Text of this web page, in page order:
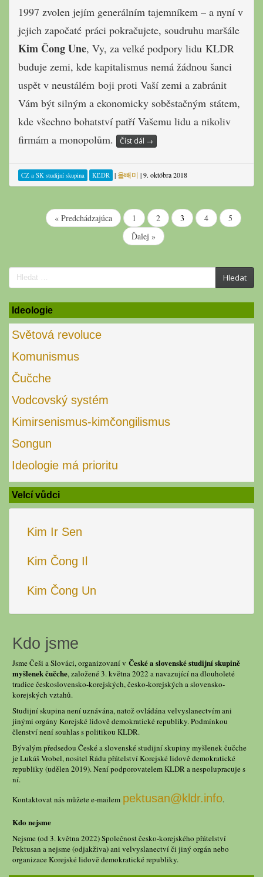
1997 zvolen jejím generálním tajemníkem – a nyní v
jejich započaté práci pokračujete, soudruhu maršále
Kim Čong Une, Vy, za velké podpory lidu KLDR
buduje zemi, kde kapitalismus nemá žádnou šanci
uspět v neustálém boji proti Vaší zemi a zabránit
Vám být silným a ekonomicky soběstačným státem,
kde všechno bohatství patří Vašemu lidu a nikoliv
firmám a monopolům. Číst dál →
CZ a SK studijní skupina KĽDR | 올빼미 |9. októbra 2018
« Predchádzajúca 1 2 3 4
5
Ďalej »
Search
for:
Hledat
Ideologie
Světová revoluce
Komunismus
Čučche
Vodcovský systém
Kimirsenismus-kimčongilismus
Songun
Ideologie má prioritu
Velcí vůdci
Kim Ir Sen
Kim Čong Il
Kim Čong Un
Kdo jsme
Jsme Češi a Slováci, organizovaní v České a slovenské studijní skupině
myšlenek čučche, založené 3. května 2022 a navazující na dlouholeté
tradice československo-korejských, česko-korejských a slovensko-
korejských vztahů.
Studijní skupina není uznávána, natož ovládána velvyslanectvím ani
jinými orgány Korejské lidově demokratické republiky. Podmínkou
členství není souhlas s politikou KLDR.
Bývalým předsedou České a slovenské studijní skupiny myšlenek čučche
je Lukáš Vrobel, nositel Řádu přátelství Korejské lidově demokratické
republiky (udělen 2019). Není podporovatelem KLDR a nespolupracuje s
ní.
Kontaktovat nás můžete e-mailem pektusan@kldr.info.
Kdo nejsme
Nejsme (od 3. května 2022) Společnost česko-korejského přátelství
Pektusan a nejsme (odjakživa) ani velvyslanectví či jiný orgán nebo
organizace Korejské lidově demokratické republiky.